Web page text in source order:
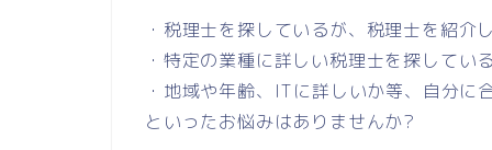
・税理士を探しているが、税理士を紹介
・特定の業種に詳しい税理士を探してい
・地域や年齢、ITに詳しいか等、自分に
といったお悩みはありませんか?